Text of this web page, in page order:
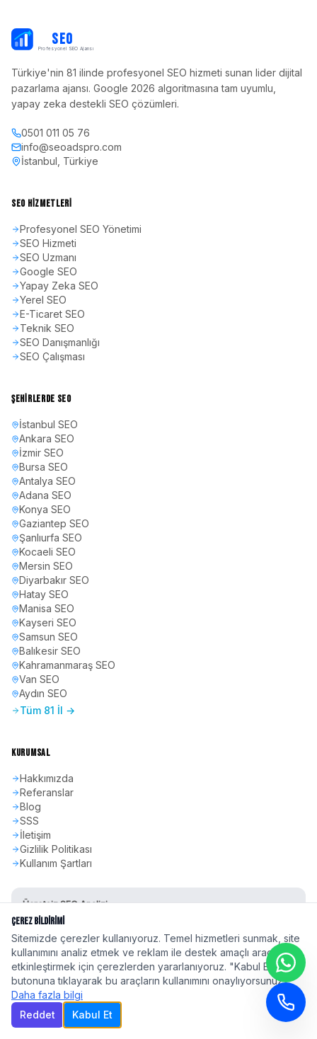
SEO
Profesyonel SEO Ajansı
Türkiye'nin 81 ilinde profesyonel SEO hizmeti sunan lider dijital
pazarlama ajansı. Google 2026 algoritmasına tam uyumlu,
yapay zeka destekli SEO çözümleri.
0501 011 05 76
info@seoadspro.com
İstanbul, Türkiye
SEO HIZMETLERI
Profesyonel SEO Yönetimi
SEO Hizmeti
SEO Uzmanı
Google SEO
Yapay Zeka SEO
Yerel SEO
E-Ticaret SEO
Teknik SEO
SEO Danışmanlığı
SEO Çalışması
ŞEHIRLERDE SEO
İstanbul SEO
Ankara SEO
İzmir SEO
Bursa SEO
Antalya SEO
Adana SEO
Konya SEO
Gaziantep SEO
Şanlıurfa SEO
Kocaeli SEO
Mersin SEO
Diyarbakır SEO
Hatay SEO
Manisa SEO
Kayseri SEO
Samsun SEO
Balıkesir SEO
Kahramanmaraş SEO
Van SEO
Aydın SEO
Tüm 81 İl →
KURUMSAL
Hakkımızda
Referanslar
Blog
SSS
İletişim
Gizlilik Politikası
Kullanım Şartları
Ücretsiz SEO Analizi
Sitenizin SEO skorunu öğrenin
Hemen Başla
©2026seoadspro.com - Profesyonel SEO Ajansı. Tüm hakları saklıdır.
Çerez Bildirimi
Sitemizde çerezler kullanıyoruz. Temel hizmetleri sunmak, site
kullanımını analiz etmek ve reklam ile destek amaçlı araçları
etkinleştirmek için çerezlerden yararlanıyoruz. "Kabul Et"
butonuna tıklayarak bu araçların kullanımını onaylıyorsunuz.
Daha fazla bilgi
Reddet
Kabul Et